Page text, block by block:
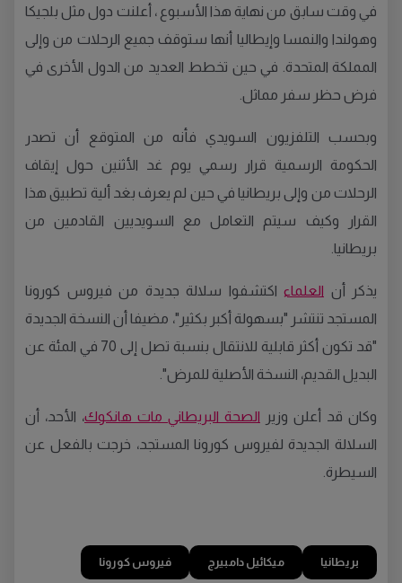
في وقت سابق من نهاية هذا الأسبوع ، أعلنت دول مثل بلجيكا
وهولندا والنمسا وإيطاليا أنها ستوقف جميع الرحلات من وإلى
المملكة المتحدة. في حين تخطط العديد من الدول الأخرى في
فرض حظر سفر مماثل.
وبحسب التلفزيون السويدي فأنه من المتوقع أن تصدر
الحكومة الرسمية قرار رسمي يوم غد الأثنين حول إيقاف
الرحلات من وإلى بريطانيا في حين لم يعرف بغد ألية تطبيق هذا
القرار وكيف سيتم التعامل مع السويديين القادمين من
بريطانيا.
يذكر أن العلماء اكتشفوا سلالة جديدة من فيروس كورونا
المستجد تنتشر "بسهولة أكبر بكثير"، مضيفا أن النسخة الجديدة
"قد تكون أكثر قابلية للانتقال بنسبة تصل إلى 70 في المئة عن
البديل القديم، النسخة الأصلية للمرض".
وكان قد أعلن وزير الصحة البريطاني مات هانكوك، الأحد، أن
السلالة الجديدة لفيروس كورونا المستجد، خرجت بالفعل عن
السيطرة.
بريطانيا ميكائيل دامبيرج فيروس كورونا